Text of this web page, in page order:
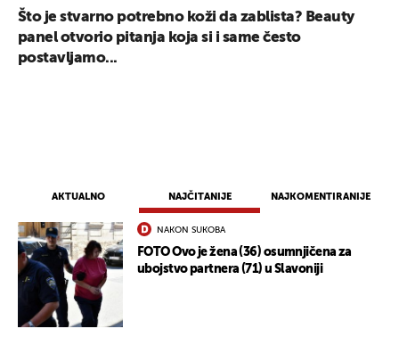
AKTUALNO NAJČITANIJE NAJKOMENTIRANIJE
NAKON SUKOBA
FOTO Ovo je žena (36) osumnjičena za
ubojstvo partnera (71) u Slavoniji
Što je stvarno potrebno koži da zablista? Beauty
panel otvorio pitanja koja si i same često
postavljamo...